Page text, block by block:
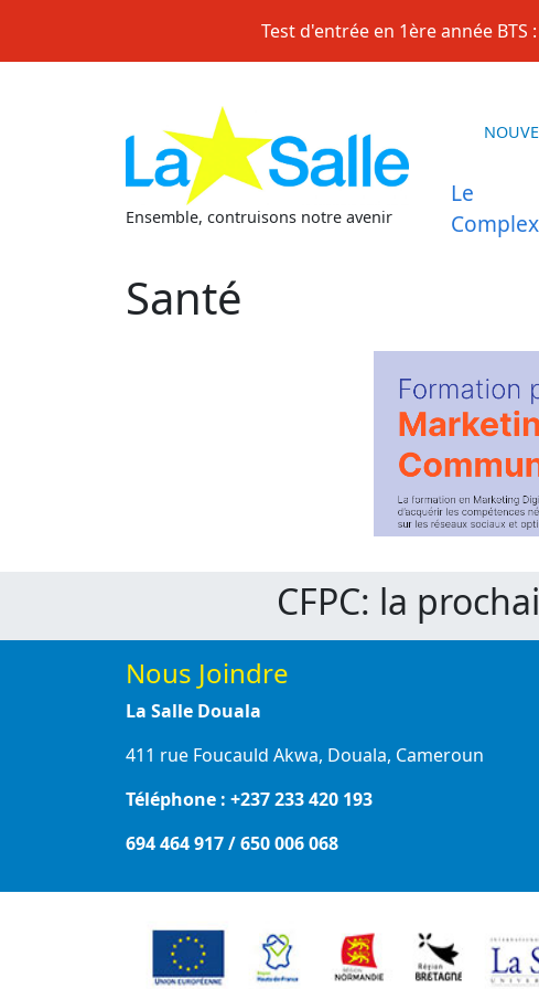
content
Test d'entrée en 1ère année
Ensemble, contruisons notre avenir
Le
Santé
CFPC: la
Nous Joindre
La Salle Douala
411 rue Foucauld Akwa, Douala, Cameroun
Téléphone : +237 233 420 193
694 464 917 / 650 006 068